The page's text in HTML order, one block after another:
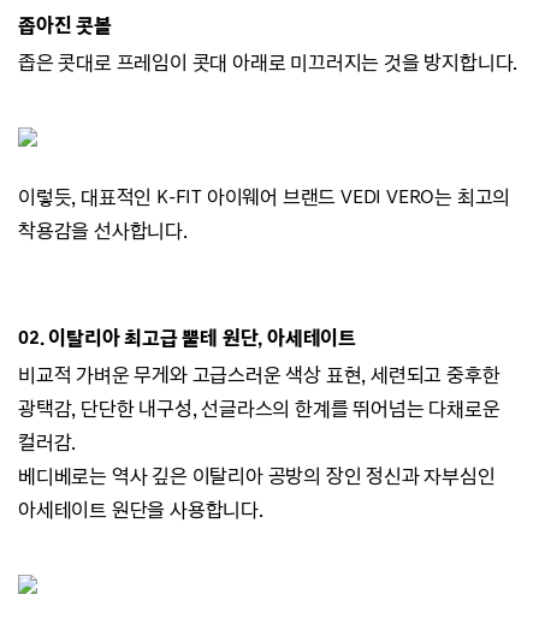
좁아진 콧볼
좁은 콧대로 프레임이 콧대 아래로 미끄러지는 것을 방지합니다.
이렇듯, 대표적인 K-FIT 아이웨어 브랜드VEDI VERO는 최고의
착용감을 선사합니다.
02. 이탈리아 최고급 뿔테 원단, 아세테이트
비교적 가벼운 무게와 고급스러운 색상 표현, 세련되고 중후한
광택감, 단단한 내구성, 선글라스의 한계를 뛰어넘는 다채로운
컬러감.
베디베로는 역사 깊은 이탈리아 공방의 장인 정신과 자부심인
아세테이트 원단을 사용합니다.